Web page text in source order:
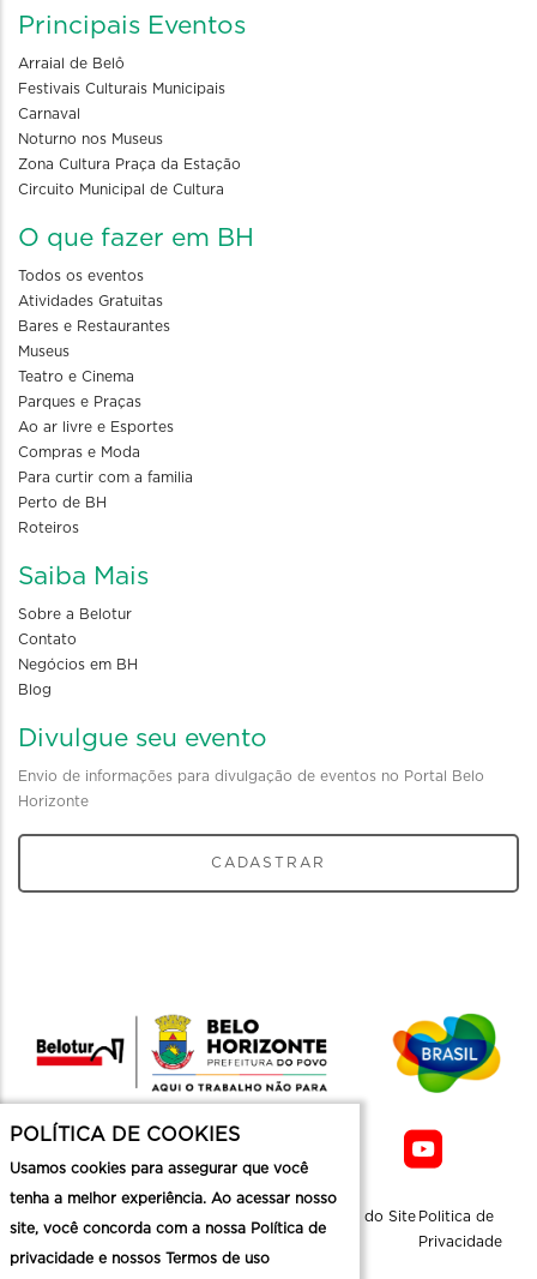
Principais Eventos
Arraial de Belô
Festivais Culturais Municipais
Carnaval
Noturno nos Museus
Zona Cultura Praça da Estação
Circuito Municipal de Cultura
O que fazer em BH
Todos os eventos
Atividades Gratuitas
Bares e Restaurantes
Museus
Teatro e Cinema
Parques e Praças
Ao ar livre e Esportes
Compras e Moda
Para curtir com a familia
Perto de BH
Roteiros
Saiba Mais
Sobre a Belotur
Contato
Negócios em BH
Blog
Divulgue seu evento
Envio de informações para divulgação de eventos no Portal Belo
Horizonte
CADASTRAR
Mapa do Site Politica de
Privacidade
POLÍTICA DE COOKIES
Usamos cookies para assegurar que você
tenha a melhor experiência. Ao acessar nosso
site, você concorda com a nossa Política de
privacidade e nossos Termos de uso